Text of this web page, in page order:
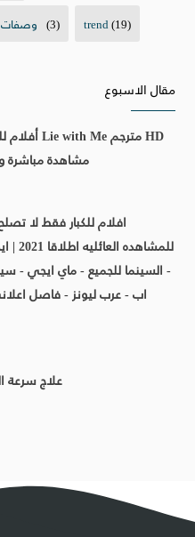
(3) trend(19)
مقال الاسبوع
مشاهدة مباشرة
- السينما للجميع - ماي ايجي -
اب - عرب ليونز - فاصل
علاج سرعة